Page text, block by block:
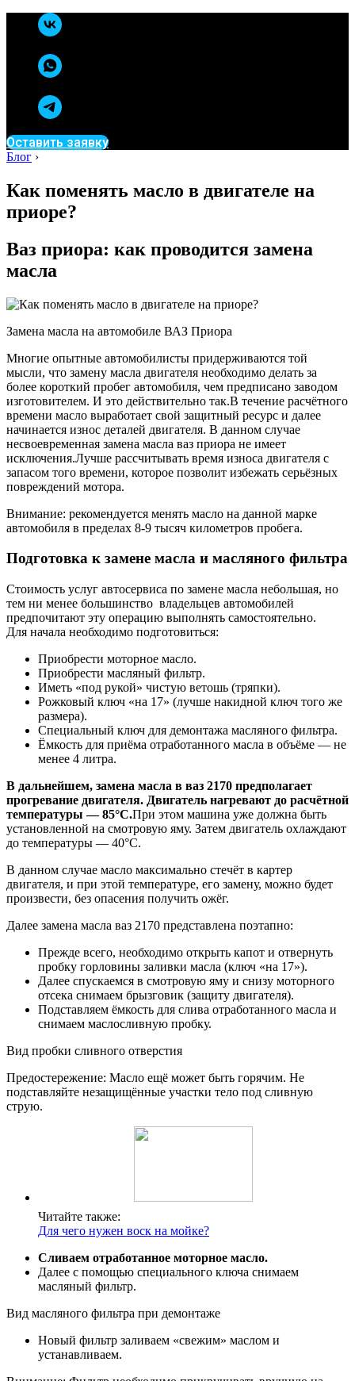
Оставить заявку
Блог ›
Как поменять масло в двигателе на
приоре?
Ваз приора: как проводится замена
масла
Замена масла на автомобиле ВАЗ Приора
Многие опытные автомобилисты придерживаются той
мысли, что замену масла двигателя необходимо делать за
более короткий пробег автомобиля, чем предписано заводом
изготовителем. И это действительно так.В течение расчётного
времени масло выработает свой защитный ресурс и далее
начинается износ деталей двигателя. В данном случае
несвоевременная замена масла ваз приора не имеет
исключения.Лучше рассчитывать время износа двигателя с
запасом того времени, которое позволит избежать серьёзных
повреждений мотора.
Внимание: рекомендуется менять масло на данной марке
автомобиля в пределах 8-9 тысяч километров пробега.
Подготовка к замене масла и масляного фильтра
Стоимость услуг автосервиса по замене масла небольшая, но
тем ни менее большинство владельцев автомобилей
предпочитают эту операцию выполнять самостоятельно.
Для начала необходимо подготовиться:
Приобрести моторное масло.
Приобрести масляный фильтр.
Иметь «под рукой» чистую ветошь (тряпки).
Рожковый ключ «на 17» (лучше накидной ключ того же
размера).
Специальный ключ для демонтажа масляного фильтра.
Ёмкость для приёма отработанного масла в объёме — не
менее 4 литра.
В дальнейшем, замена масла в ваз 2170 предполагает
прогревание двигателя. Двигатель нагревают до расчётной
температуры — 85°C.При этом машина уже должна быть
установленной на смотровую яму. Затем двигатель охлаждают
до температуры — 40°C.
В данном случае масло максимально стечёт в картер
двигателя, и при этой температуре, его замену, можно будет
произвести, без опасения получить ожёг.
Далее замена масла ваз 2170 представлена поэтапно:
Прежде всего, необходимо открыть капот и отвернуть
пробку горловины заливки масла (ключ «на 17»).
Далее спускаемся в смотровую яму и снизу моторного
отсека снимаем брызговик (защиту двигателя).
Подставляем ёмкость для слива отработанного масла и
снимаем маслосливную пробку.
Вид пробки сливного отверстия
Предостережение: Масло ещё может быть горячим. Не
подставляйте незащищённые участки тело под сливную
струю.
Читайте также:
Для чего нужен воск на мойке?
Сливаем отработанное моторное масло.
Далее с помощью специального ключа снимаем
масляный фильтр.
Вид масляного фильтра при демонтаже
Новый фильтр заливаем «свежим» маслом и
устанавливаем.